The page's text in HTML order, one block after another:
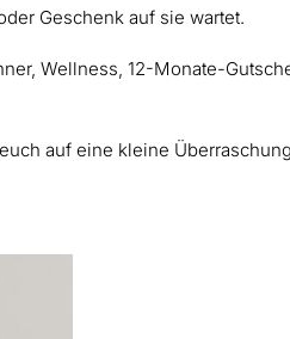
Geschenk auf sie wartet.
Wellness, 12-Monate-
auf eine kleine